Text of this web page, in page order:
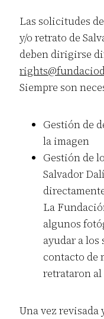
Las solicitudes
y/o retrato de
deben dirigirse
Siempre son
Gestión de
la imagen
Gestión de
Salvador
La
algunos
ayudar a
contacto de
retrataron
Una vez